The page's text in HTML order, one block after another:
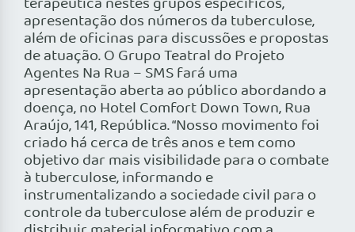
apresentação dos números da tuberculose,
além de oficinas para discussões e propostas
de atuação. O Grupo Teatral do Projeto
Agentes Na Rua – SMS fará uma
apresentação aberta ao público abordando a
doença, no Hotel Comfort Down Town, Rua
Araújo, 141, República. “Nosso movimento foi
criado há cerca de três anos e tem como
objetivo dar mais visibilidade para o combate
à tuberculose, informando e
instrumentalizando a sociedade civil para o
controle da tuberculose além de produzir e